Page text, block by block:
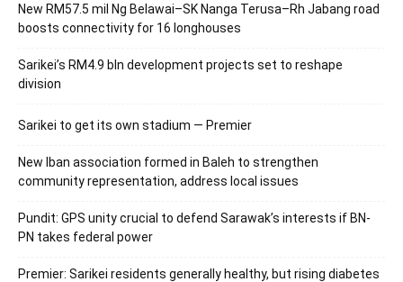
New RM57.5 mil Ng Belawai–SK Nanga Terusa–Rh Jabang road
boosts connectivity for 16 longhouses
Sarikei’s RM4.9 bln development projects set to reshape
division
Sarikei to get its own stadium — Premier
New Iban association formed in Baleh to strengthen
community representation, address local issues
Pundit: GPS unity crucial to defend Sarawak’s interests if BN-
PN takes federal power
Premier: Sarikei residents generally healthy, but rising diabetes